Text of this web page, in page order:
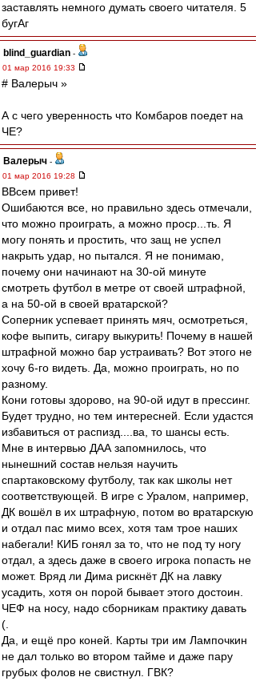
заставлять немного думать своего читателя. 5
бугАг
blind_guardian -
01 мар 2016 19:33
# Валерыч »
А с чего уверенность что Комбаров поедет на
ЧЕ?
Валерыч -
01 мар 2016 19:28
ВВсем привет!
Ошибаются все, но правильно здесь отмечали,
что можно проиграть, а можно проср...ть. Я
могу понять и простить, что защ не успел
накрыть удар, но пытался. Я не понимаю,
почему они начинают на 30-ой минуте
смотреть футбол в метре от своей штрафной,
а на 50-ой в своей вратарской?
Соперник успевает принять мяч, осмотреться,
кофе выпить, сигару выкурить! Почему в нашей
штрафной можно бар устраивать? Вот этого не
хочу 6-го видеть. Да, можно проиграть, но по
разному.
Кони готовы здорово, на 90-ой идут в прессинг.
Будет трудно, но тем интересней. Если удастся
избавиться от распизд....ва, то шансы есть.
Мне в интервью ДАА запомнилось, что
нынешний состав нельзя научить
спартаковскому футболу, так как школы нет
соответствующей. В игре с Уралом, например,
ДК вошёл в их штрафную, потом во вратарскую
и отдал пас мимо всех, хотя там трое наших
набегали! КИБ гонял за то, что не под ту ногу
отдал, а здесь даже в своего игрока попасть не
может. Вряд ли Дима рискнёт ДК на лавку
усадить, хотя он порой бывает этого достоин.
ЧЕФ на носу, надо сборникам практику давать
(.
Да, и ещё про коней. Карты три им Лампочкин
не дал только во втором тайме и даже пару
грубых фолов не свистнул. ГВК?